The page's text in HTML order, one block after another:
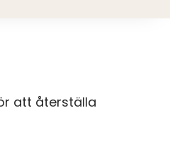
att återställa